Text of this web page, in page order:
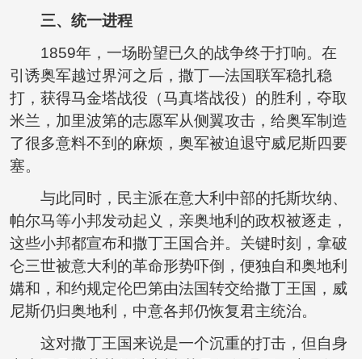
三、统一进程
1859年，一场盼望已久的战争终于打响。在
引诱奥军越过界河之后，撒丁—法国联军稳扎稳
打，获得马金塔战役（马真塔战役）的胜利，夺取
米兰，加里波第的志愿军从侧翼攻击，给奥军制造
了很多意料不到的麻烦，奥军被迫退守威尼斯四要
塞。
与此同时，民主派在意大利中部的托斯坎纳、
帕尔马等小邦发动起义，亲奥地利的政权被逐走，
这些小邦都宣布和撒丁王国合并。关键时刻，拿破
仑三世被意大利的革命形势吓倒，便独自和奥地利
媾和，和约规定伦巴第由法国转交给撒丁王国，威
尼斯仍归奥地利，中意各邦仍恢复君主统治。
这对撒丁王国来说是一个沉重的打击，但自身